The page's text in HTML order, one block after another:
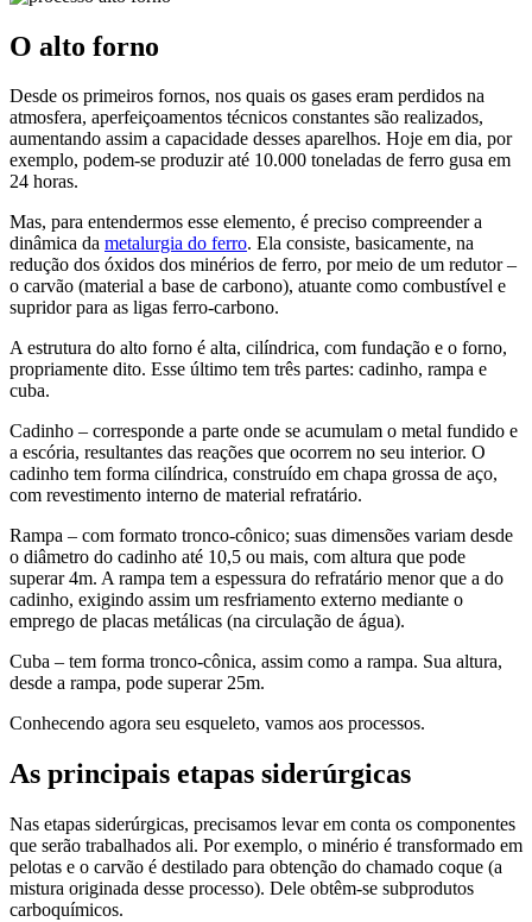
O alto forno
Desde os primeiros fornos, nos quais os gases eram perdidos na
atmosfera, aperfeiçoamentos técnicos constantes são realizados,
aumentando assim a capacidade desses aparelhos. Hoje em dia, por
exemplo, podem-se produzir até 10.000 toneladas de ferro gusa em
24 horas.
Mas, para entendermos esse elemento, é preciso compreender a
dinâmica da metalurgia do ferro. Ela consiste, basicamente, na
redução dos óxidos dos minérios de ferro, por meio de um redutor –
o carvão (material a base de carbono), atuante como combustível e
supridor para as ligas ferro-carbono.
A estrutura do alto forno é alta, cilíndrica, com fundação e o forno,
propriamente dito. Esse último tem três partes: cadinho, rampa e
cuba.
Cadinho – corresponde a parte onde se acumulam o metal fundido e
a escória, resultantes das reações que ocorrem no seu interior. O
cadinho tem forma cilíndrica, construído em chapa grossa de aço,
com revestimento interno de material refratário.
Rampa – com formato tronco-cônico; suas dimensões variam desde
o diâmetro do cadinho até 10,5 ou mais, com altura que pode
superar 4m. A rampa tem a espessura do refratário menor que a do
cadinho, exigindo assim um resfriamento externo mediante o
emprego de placas metálicas (na circulação de água).
Cuba – tem forma tronco-cônica, assim como a rampa. Sua altura,
desde a rampa, pode superar 25m.
Conhecendo agora seu esqueleto, vamos aos processos.
As principais etapas siderúrgicas
Nas etapas siderúrgicas, precisamos levar em conta os componentes
que serão trabalhados ali. Por exemplo, o minério é transformado em
pelotas e o carvão é destilado para obtenção do chamado coque (a
mistura originada desse processo). Dele obtêm-se subprodutos
carboquímicos.